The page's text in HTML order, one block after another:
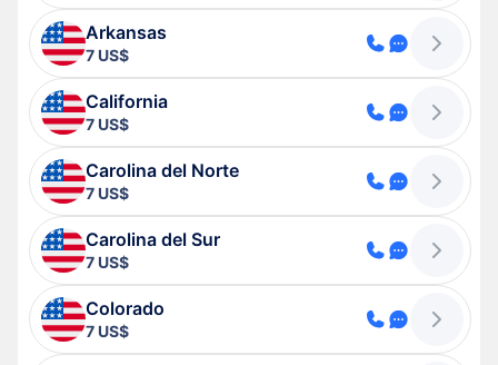
Arkansas
7 US$
California
7 US$
Carolina del Norte
7 US$
Carolina del Sur
7 US$
Colorado
7 US$